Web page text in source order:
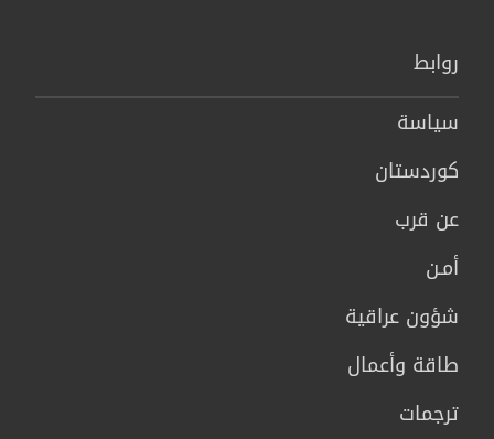
روابط
سیاسة
كوردستان
عن قرب
أمـن
شؤون عراقية
طاقة وأعمال
ترجمات